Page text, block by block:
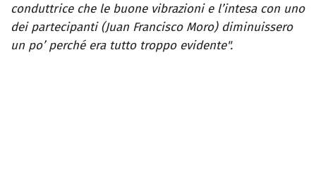
conduttrice che le buone vibrazioni e l’intesa con uno
dei partecipanti (Juan Francisco Moro) diminuissero
un po’ perché era tutto troppo evidente".